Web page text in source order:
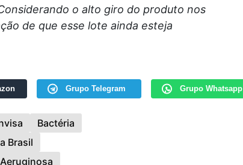
o alto giro do produto nos
de que esse lote ainda esteja
Grupo Telegram Grupo Whatsapp
Bactéria
Brasil